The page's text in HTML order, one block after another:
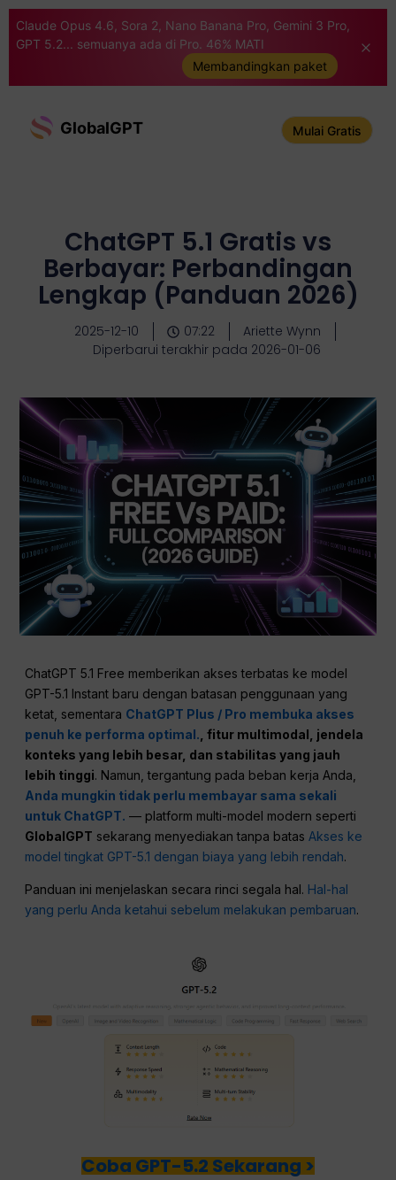
Claude Opus 4.6, Sora 2, Nano Banana Pro, Gemini 3 Pro,
GPT 5.2... semuanya ada di Pro. 46% MATI
Membandingkan paket
GlobalGPT Mulai Gratis
ChatGPT 5.1 Gratis vs
Berbayar: Perbandingan
Lengkap (Panduan 2026)
2025-12-10 07:22
Ariette Wynn
Diperbarui terakhir pada 2026-01-06
ChatGPT 5.1 Free memberikan akses terbatas ke model
GPT-5.1 Instant baru dengan batasan penggunaan yang
ketat, sementara ChatGPT Plus / Pro membuka akses
penuh ke performa optimal. , fitur multimodal, jendela
konteks yang lebih besar, dan stabilitas yang jauh
lebih tinggi. Namun, tergantung pada beban kerja Anda,
Anda mungkin tidak perlu membayar sama sekali
untuk ChatGPT. — platform multi-model modern seperti
GlobalGPT sekarang menyediakan tanpa batasAkses ke
model tingkat GPT-5.1 dengan biaya yang lebih rendah.
Panduan ini menjelaskan secara rinci segala hal. Hal-hal
yang perlu Anda ketahui sebelum melakukan pembaruan.
Coba GPT-5.2 Sekarang >